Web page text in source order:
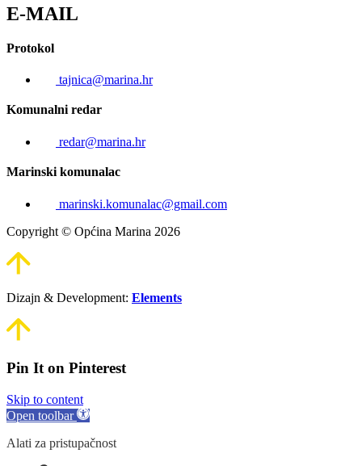
E-MAIL
Protokol
tajnica@marina.hr
Komunalni redar
redar@marina.hr
Marinski komunalac
marinski.komunalac@gmail.com
Copyright © Općina Marina 2026
Dizajn & Development: Elements
Pin It on Pinterest
Skip to content
Open toolbar
Alati za pristupačnost